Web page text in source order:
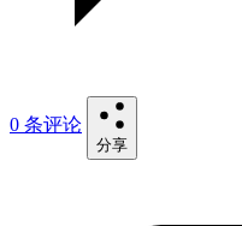
0 条评论
分享